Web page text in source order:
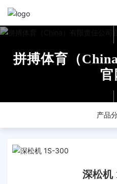
拼搏体育（China）有限责任
关于我们
拼搏体育（
官
产品
深松机